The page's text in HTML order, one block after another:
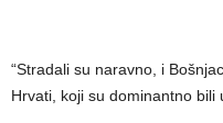
“Stradali su naravno, i
Hrvati, koji su dominantno bili